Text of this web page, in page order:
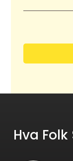
Hva Folk